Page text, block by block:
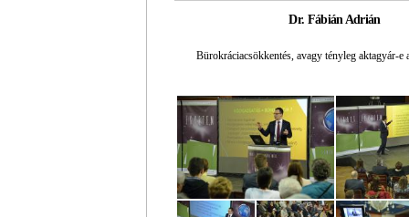
Dr. Fábián Adrián
Bürokráciacsökkentés, avagy tényleg aktagyár-e